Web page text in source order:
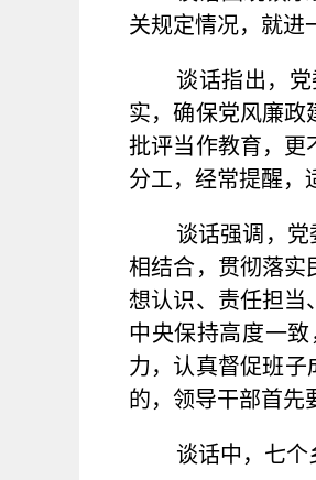
关规定情况，就进
谈话指出，
实，确保党风廉政
批评当作教育，更
分工，经常提醒，
谈话强调，
相结合，贯彻落实
想认识、责任担当
中央保持高度一
力，认真督促班子
的，领导干部首先
谈话中，七个